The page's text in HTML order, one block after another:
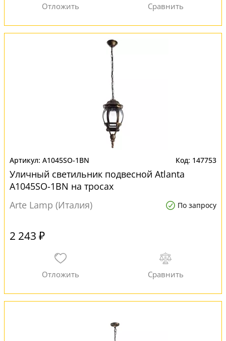
A1045SO-1BN 147753
Уличный светильник подвесной Atlanta
A1045SO-1BN на тросах
Arte Lamp (Италия)
По запросу
2 243 ₽